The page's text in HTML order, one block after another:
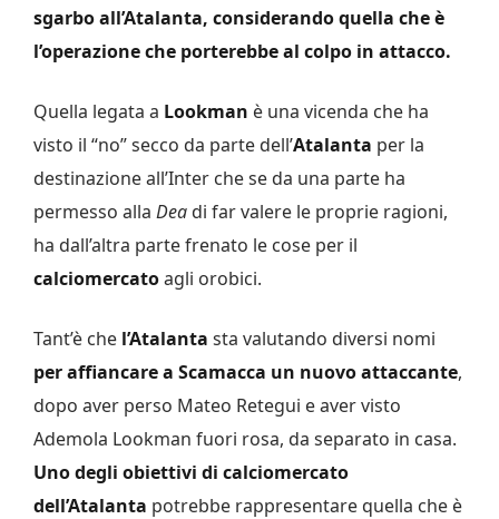
sgarbo all’Atalanta, considerando quella che è
l’operazione che porterebbe al colpo in attacco.
Quella legata a Lookman è una vicenda che ha
visto il “no” secco da parte dell’Atalanta per la
destinazione all’Inter che se da una parte ha
permesso alla Dea di far valere le proprie ragioni,
ha dall’altra parte frenato le cose per il
calciomercatoagli orobici.
Tant’è che l’Atalanta sta valutando diversi nomi
per affiancare a Scamacca un nuovo attaccante,
dopo aver perso Mateo Retegui e aver visto
Ademola Lookman fuori rosa, da separato in casa.
Uno degli obiettivi di calciomercato
dell’Atalanta potrebbe rappresentare quella che è